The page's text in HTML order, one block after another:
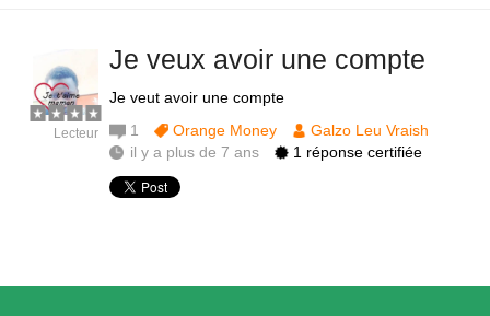
Je veux avoir une compte
Je veut avoir une compte
Lecteur 1 Orange Money
Galzo Leu Vraish
il y a plus de 7 ans
1 réponse certifiée